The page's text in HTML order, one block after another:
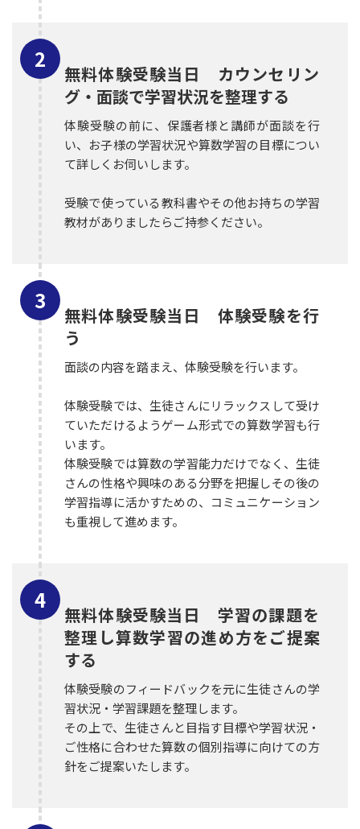
無料体験受験当日 カウンセリン
グ・面談で学習状況を整理する
体験受験の前に、保護者様と講師が面談を行
い、お子様の学習状況や算数学習の目標につい
て詳しくお伺いします。
受験で使っている教科書やその他お持ちの学習
教材がありましたらご持参ください。
無料体験受験当日 体験受験を行
う
面談の内容を踏まえ、体験受験を行います。
体験受験では、生徒さんにリラックスして受け
ていただけるようゲーム形式での算数学習も行
います。
体験受験では算数の学習能力だけでなく、生徒
さんの性格や興味のある分野を把握しその後の
学習指導に活かすための、コミュニケーション
も重視して進めます。
無料体験受験当日 学習の課題を
整理し算数学習の進め方をご提案
する
体験受験のフィードバックを元に生徒さんの学
習状況・学習課題を整理します。
その上で、生徒さんと目指す目標や学習状況・
ご性格に合わせた算数の個別指導に向けての方
針をご提案いたします。